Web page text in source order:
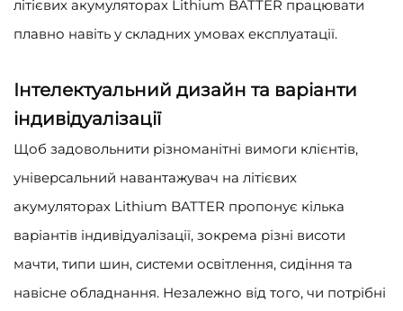
літієвих акумуляторах Lithium BATTER працювати
плавно навіть у складних умовах експлуатації.
Інтелектуальний дизайн та варіанти
індивідуалізації
Щоб задовольнити різноманітні вимоги клієнтів,
універсальний навантажувач на літієвих
акумуляторах Lithium BATTER пропонує кілька
варіантів індивідуалізації, зокрема різні висоти
мачти, типи шин, системи освітлення, сидіння та
навісне обладнання. Незалежно від того, чи потрібні